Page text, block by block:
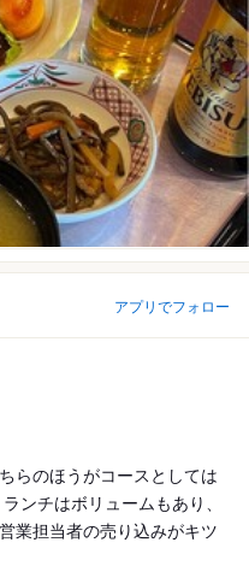
アプリでフォロー
らのほうがコースとしては
ンチはボリュームもあり、
業担当者の売り込みがキツ